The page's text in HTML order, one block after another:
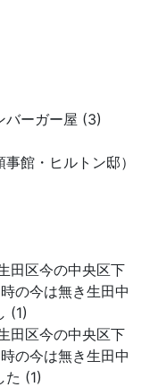
バーガー屋 (3)
館・ヒルトン邸）
田区今の中央区下
の今は無き生田中
(1)
田区今の中央区下
の今は無き生田中
た (1)